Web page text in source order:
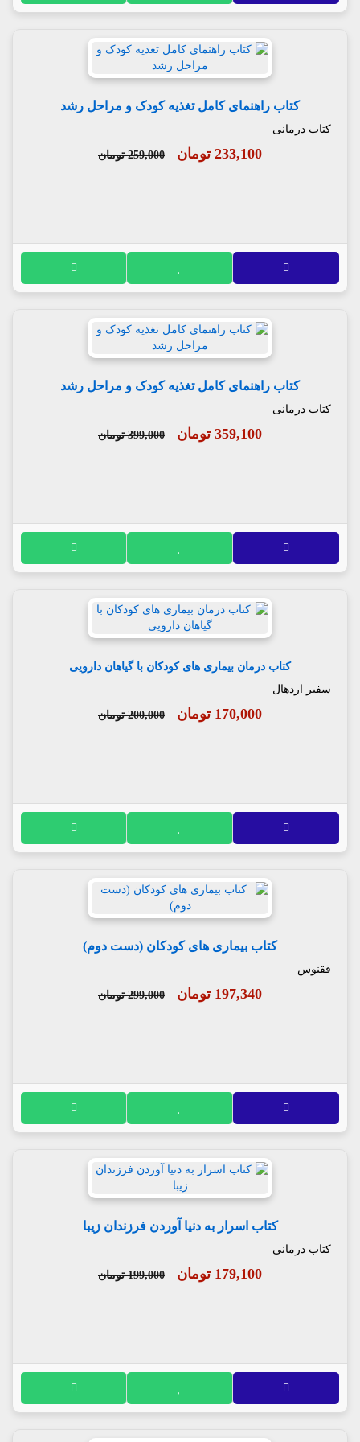
کتاب راهنمای کامل تغذیه کودک و مراحل رشد
کتاب درمانی
233,100 تومان 259,000 تومان
کتاب راهنمای کامل تغذیه کودک و مراحل رشد
کتاب درمانی
359,100 تومان 399,000 تومان
کتاب درمان بیماری های کودکان با گیاهان دارویی
سفیر اردهال
170,000 تومان 200,000 تومان
کتاب بیماری های کودکان (دست دوم)
ققنوس
197,340 تومان 299,000 تومان
کتاب اسرار به دنیا آوردن فرزندان زیبا
کتاب درمانی
179,100 تومان 199,000 تومان